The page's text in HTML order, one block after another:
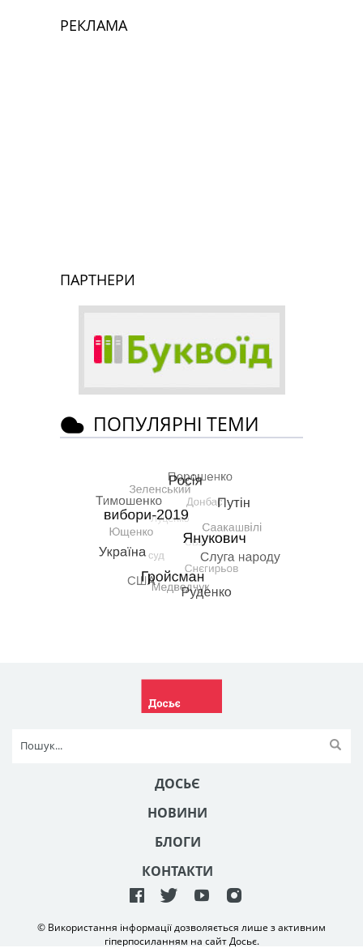
РЕКЛАМА
ПАРТНЕРИ
ПОПУЛЯРНІ ТЕМИ
ДОСЬЄ
НОВИНИ
БЛОГИ
КОНТАКТИ
© Використання інформації дозволяється лише з активним
гіперпосиланням на сайт Досьє.